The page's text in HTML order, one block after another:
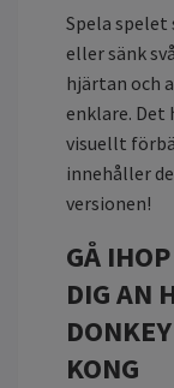
Spela
eller sänk
hjärtan och
enklare.
visuellt
innehåller
versionen!
GÅ
DIG AN
KONG